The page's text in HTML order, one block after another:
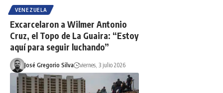
VENEZUELA
Excarcelaron a Wilmer Antonio
Cruz, el Topo de La Guaira: “Estoy
aquí para seguir luchando”
José Gregorio Silva viernes, 3 julio 2026